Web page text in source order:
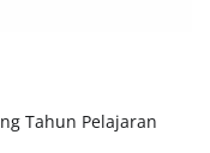
Tahun Pelajaran